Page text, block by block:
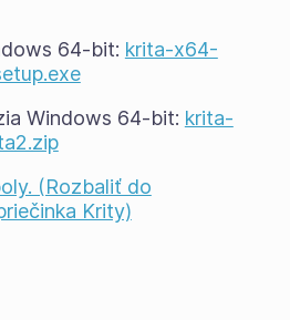
64-bit: krita-x64-
Windows 64-bit: krita-
(Rozbaliť do
Krity)